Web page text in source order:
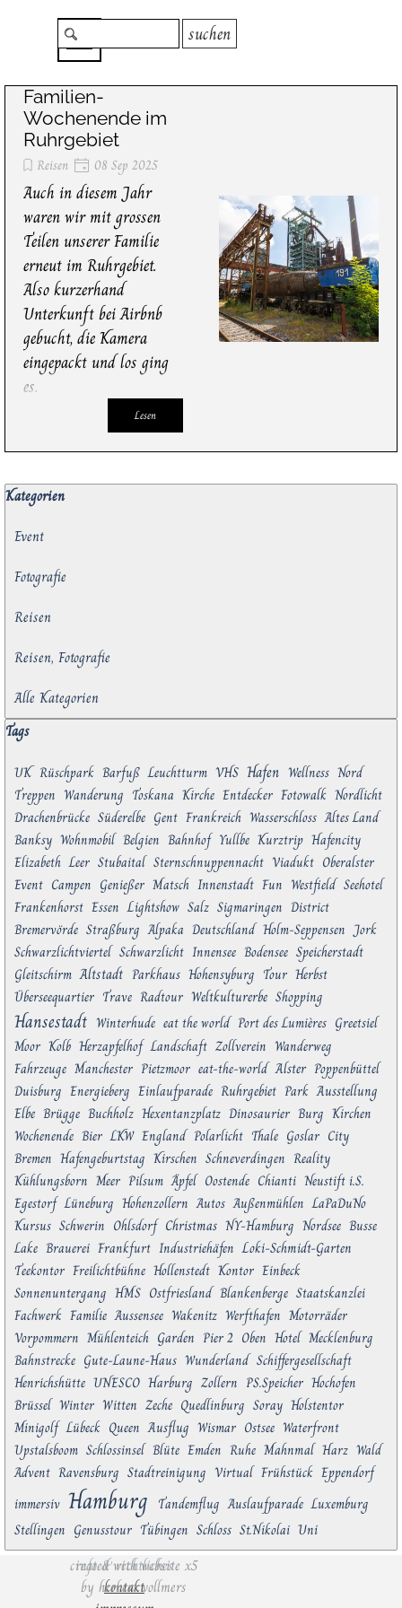
suchen
Familien-
Wochenende im
Ruhrgebiet
Reisen 08 Sep 2025
Auch in diesem Jahr
waren wir mit grossen
Teilen unserer Familie
erneut im Ruhrgebiet.
Also kurzerhand
Unterkunft bei Airbnb
gebucht, die Kamera
eingepackt und los ging
es.
Lesen
Block überspringen Kategorien
Kategorien
Event
Fotografie
Reisen
Reisen, Fotografie
Alle Kategorien
Block überspringen Tags
Tags
UK Rüschpark Barfuß Leuchtturm VHS Hafen Wellness Nord
Treppen Wanderung Toskana Kirche Entdecker Fotowalk Nordlicht
Drachenbrücke Süderelbe Gent Frankreich Wasserschloss Altes Land
Banksy Wohnmobil Belgien Bahnhof Yullbe Kurztrip Hafencity
Elizabeth Leer Stubaital Sternschnuppennacht Viadukt Oberalster
Event Campen Genießer Matsch Innenstadt Fun Westfield Seehotel
Frankenhorst Essen Lightshow Salz Sigmaringen District
Bremervörde Straßburg Alpaka Deutschland Holm-Seppensen Jork
Schwarzlichtviertel Schwarzlicht Innensee Bodensee Speicherstadt
Gleitschirm Altstadt Parkhaus Hohensyburg Tour Herbst
Überseequartier Trave Radtour Weltkulturerbe Shopping
Hansestadt Winterhude eat the world Port des Lumières Greetsiel
Moor Kolb Herzapfelhof Landschaft Zollverein Wanderweg
Fahrzeuge Manchester Pietzmoor eat-the-world Alster Poppenbüttel
Duisburg Energieberg Einlaufparade Ruhrgebiet Park Ausstellung
Elbe Brügge Buchholz Hexentanzplatz Dinosaurier Burg Kirchen
Wochenende Bier LKW England Polarlicht Thale Goslar City
Bremen Hafengeburtstag Kirschen Schneverdingen Reality
Kühlungsborn Meer Pilsum Äpfel Oostende Chianti Neustift i.S.
Egestorf Lüneburg Hohenzollern Autos Außenmühlen LaPaDuNo
Kursus Schwerin Ohlsdorf Christmas NY-Hamburg Nordsee Busse
Lake Brauerei Frankfurt Industriehäfen Loki-Schmidt-Garten
Teekontor Freilichtbühne Hollenstedt Kontor Einbeck
Sonnenuntergang HMS Ostfriesland Blankenberge Staatskanzlei
Fachwerk Familie Aussensee Wakenitz Werfthafen Motorräder
Vorpommern Mühlenteich Garden Pier 2 Oben Hotel Mecklenburg
Bahnstrecke Gute-Laune-Haus Wunderland Schiffergesellschaft
Henrichshütte UNESCO Harburg Zollern PS.Speicher Hochofen
Brüssel Winter Witten Zeche Quedlinburg Soray Holstentor
Minigolf Lübeck Queen Ausflug Wismar Ostsee Waterfront
Upstalsboom Schlossinsel Blüte Emden Ruhe Mahnmal Harz Wald
Advent Ravensburg Stadtreinigung Virtual Frühstück Eppendorf
immersiv Hamburg Tandemflug Auslaufparade Luxemburg
Stellingen Genusstour Tübingen Schloss St.Nikolai Uni
created with website x5
by herbert vollmers
info & rechtliches
kontakt